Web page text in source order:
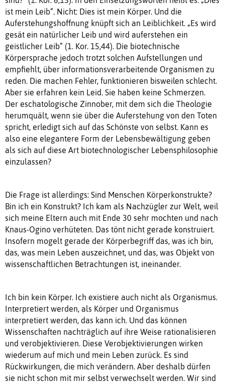
ist mein Leib“. Nicht: Dies ist mein Körper. Und die
Auferstehungshoffnung knüpft sich an Leiblichkeit. „Es wird
gesät ein natürlicher Leib und wird auferstehen ein
geistlicher Leib“ (1. Kor. 15,44). Die biotechnische
Körpersprache jedoch trotzt solchen Aufstellungen und
empfiehlt, über informationsverarbeitende Organismen zu
reden. Die machen Fehler, funktionieren bisweilen schlecht.
Aber sie erfahren kein Leid. Sie haben keine Schmerzen.
Der eschatologische Zinnober, mit dem sich die Theologie
herumquält, wenn sie über die Auferstehung von den Toten
spricht, erledigt sich auf das Schönste von selbst. Kann es
also eine elegantere Form der Lebensbewältigung geben
als sich auf diese Art biotechnologischer Lebensphilosophie
einzulassen?
Die Frage ist allerdings: Sind Menschen Körperkonstrukte?
Bin ich ein Konstrukt? Ich kam als Nachzügler zur Welt, weil
sich meine Eltern auch mit Ende 30 sehr mochten und nach
Knaus-Ogino verhüteten. Das tönt nicht gerade konstruiert.
Insofern mogelt gerade der Körperbegriff das, was ich bin,
das, was mein Leben auszeichnet, und das, was Objekt von
wissenschaftlichen Betrachtungen ist, ineinander.
Ich bin kein Körper. Ich existiere auch nicht als Organismus.
Interpretiert werden, als Körper und Organismus
interpretiert werden, das kann ich. Und das können
Wissenschaften nachträglich auf ihre Weise rationalisieren
und verobjektivieren. Diese Verobjektivierungen wirken
wiederum auf mich und mein Leben zurück. Es sind
Rückwirkungen, die mich verändern. Aber deshalb dürfen
sie nicht schon mit mir selbst verwechselt werden. Wir sind